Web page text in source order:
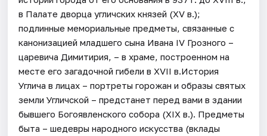
в Палате дворца угличских князей (XV в.);
подлинные мемориальные предметы, связанные с
канонизацией младшего сына Ивана IV Грозного –
царевича Димитирия, – в храме, построенном на
месте его загадочной гибели в XVII в.История
Углича в лицах – портреты горожан и образы святых
земли Угличской – предстанет перед вами в здании
бывшего Богоявленского собора (XIX в.). Предметы
быта – шедевры народного искусства (вклады